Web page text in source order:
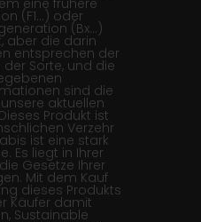
eine frühere
(F1…) oder
(Bx…)
aber die darin
entsprechen der
Sorte, und die
sind die
aktuellen
Produkt ist
Verzehr
ist eine stark
Es liegt in Ihrer
Gesetze Ihrer
Mit dem Kauf
dieses Produkts
Käufer damit
Sustainable